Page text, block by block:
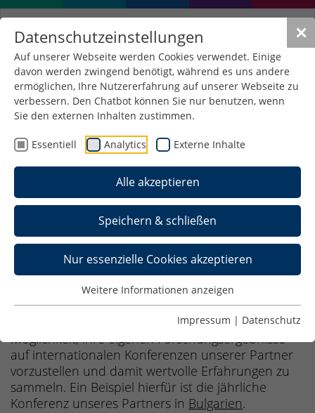
✕
Datenschutzeinstellungen
Auf unserer Webseite werden Cookies verwendet. Einige
davon werden zwingend benötigt, während es uns andere
ermöglichen, Ihre Nutzererfahrung auf unserer Webseite zu
verbessern. Den Chatbot können Sie nur benutzen, wenn
Sie den externen Inhalten zustimmen.
Essentiell Analytics Externe Inhalte
Alle akzeptieren
Speichern & schließen
Nur essenzielle Cookies akzeptieren
Weitere Informationen anzeigen
Impressum | Datenschutz
Tutoratsaufenthalte
Schmalkalden ermöglichen es fortgeschrittenen
eigene Lehrerfahrung z. B. in China zu sammeln.
Hierbei wird nicht nur das eigene Wissen gefestigt,
sondern auch Präsentations- und
Kommunikationsfertigkeiten im internationalen
Kontext trainiert. Die Aufenthalte sind in der Regel
finanziert, die Plätze jedoch begrenzt. Bitte gehen
Sie bei Interesse frühzeitig auf die
Auslandskoordinatoren der Fakultäten
Maschinenbau oder Elektrotechnik zu. Ferner
haben fortgeschrittene Studierende die
Möglichkeit, ihre eigenen Forschungsergebnisse
auf internationalen Konferenzen unserer Partner
vorzustellen und damit wertvolle Erfahrungen zu
sammeln. Ein Beispiel hierfür ist die jährliche
Konferenz unseres Partners in Bulgarien.